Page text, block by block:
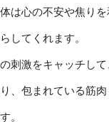
は心の不安や焦りを
してくれます。
刺激をキャッチし
、包まれている筋肉
。